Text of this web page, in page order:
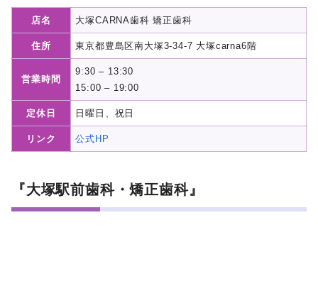
店名 大塚CARNA歯科 矯正歯科
住所 東京都豊島区南大塚3-34-7 大塚carna6階
営業時間
9:30 – 13:30
15:00 – 19:00
定休日 日曜日、祝日
リンク 公式HP
『大塚駅前歯科・矯正歯科』